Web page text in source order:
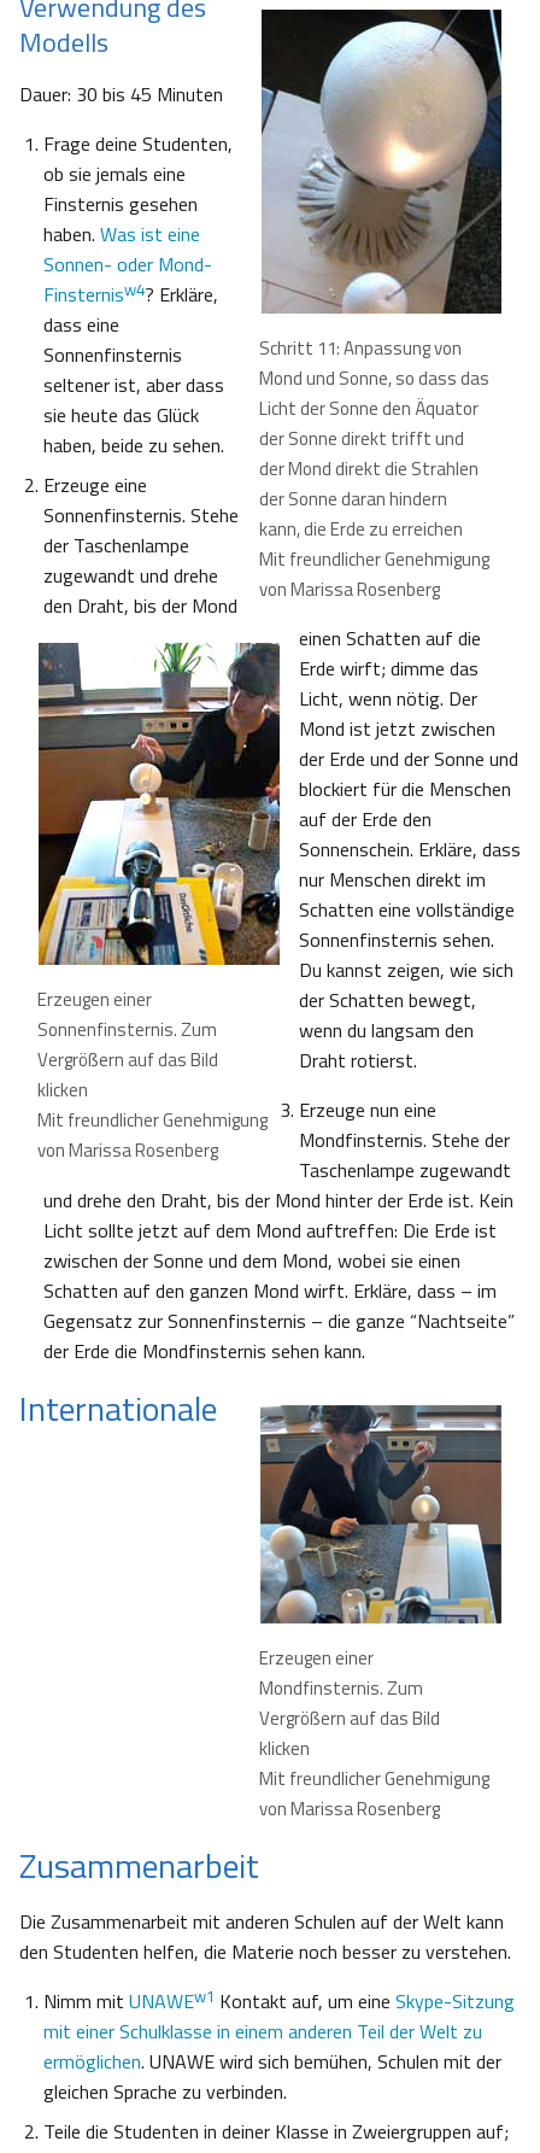
Schritt 11: Anpassung von
Mond und Sonne, so dass das
Licht der Sonne den Äquator
der Sonne direkt trifft und
der Mond direkt die Strahlen
der Sonne daran hindern
kann, die Erde zu erreichen
Mit freundlicher Genehmigung
von Marissa Rosenberg
Modells
Erzeugen einer
Sonnenfinsternis. Zum
Vergrößern auf das Bild
klicken
Mit freundlicher Genehmigung
von Marissa Rosenberg
Dauer: 30 bis 45 Minuten
Frage deine Studenten,
ob sie jemals eine
Finsternis gesehen
haben. Was ist eine
Sonnen- oder Mond-
Finsternisw4? Erkläre,
dass eine
Sonnenfinsternis
seltener ist, aber dass
sie heute das Glück
haben, beide zu sehen.
Erzeuge eine
Sonnenfinsternis. Stehe
der Taschenlampe
zugewandt und drehe
den Draht, bis der Mond
einen Schatten auf die
Erde wirft; dimme das
Licht, wenn nötig. Der
Mond ist jetzt zwischen
der Erde und der Sonne und
blockiert für die Menschen
auf der Erde den
Sonnenschein. Erkläre, dass
nur Menschen direkt im
Schatten eine vollständige
Sonnenfinsternis sehen.
Du kannst zeigen, wie sich
der Schatten bewegt,
wenn du langsam den
Draht rotierst.
Erzeuge nun eine
Mondfinsternis. Stehe der
Taschenlampe zugewandt
und drehe den Draht, bis der Mond hinter der Erde ist. Kein
Licht sollte jetzt auf dem Mond auftreffen: Die Erde ist
zwischen der Sonne und dem Mond, wobei sie einen
Schatten auf den ganzen Mond wirft. Erkläre, dass – im
Gegensatz zur Sonnenfinsternis – die ganze “Nachtseite”
der Erde die Mondfinsternis sehen kann.
Erzeugen einer
Mondfinsternis. Zum
Vergrößern auf das Bild
klicken
Mit freundlicher Genehmigung
von Marissa Rosenberg
Internationale
Zusammenarbeit
Die Zusammenarbeit mit anderen Schulen auf der Welt kann
den Studenten helfen, die Materie noch besser zu verstehen.
Nimm mit UNAWEw1 Kontakt auf, um eine Skype-Sitzung
mit einer Schulklasse in einem anderen Teil der Welt zu
ermöglichen. UNAWE wird sich bemühen, Schulen mit der
gleichen Sprache zu verbinden.
Teile die Studenten in deiner Klasse in Zweiergruppen auf;